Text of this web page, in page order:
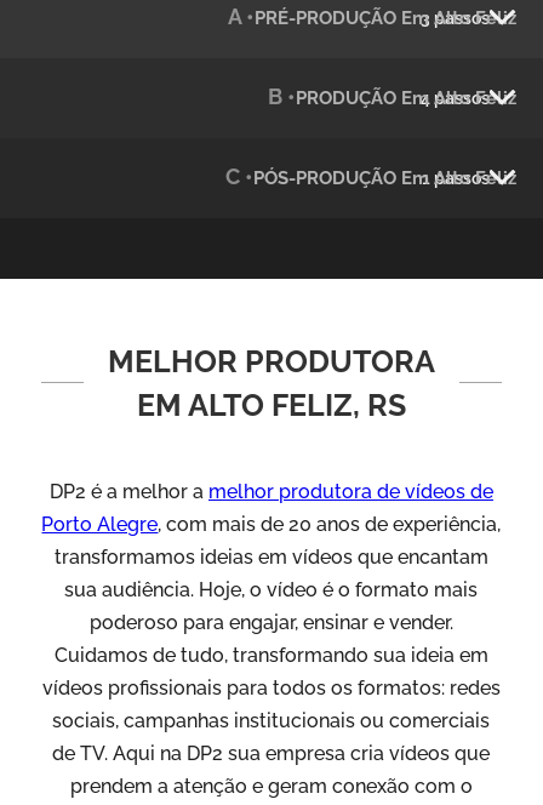
Julândia
Green Process
Vídeos de Produtos e Serviços
A •PRÉ-PRODUÇÃO Em Alto Feliz
3 passos
B •PRODUÇÃO Em Alto Feliz
4 passos
C •PÓS-PRODUÇÃO Em Alto Feliz
1 passos
MELHOR PRODUTORA
EM ALTO FELIZ, RS
DP2 é a melhor a melhor produtora de vídeos de
Porto Alegre, com mais de 20 anos de experiência,
transformamos ideias em vídeos que encantam
sua audiência. Hoje, o vídeo é o formato mais
poderoso para engajar, ensinar e vender.
Cuidamos de tudo, transformando sua ideia em
vídeos profissionais para todos os formatos: redes
sociais, campanhas institucionais ou comerciais
de TV. Aqui na DP2 sua empresa cria vídeos que
prendem a atenção e geram conexão com o